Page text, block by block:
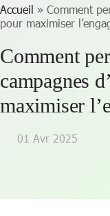
Accueil » Comment
pour maximiser
Comment
campagnes
maximiser
01 Avr 2025